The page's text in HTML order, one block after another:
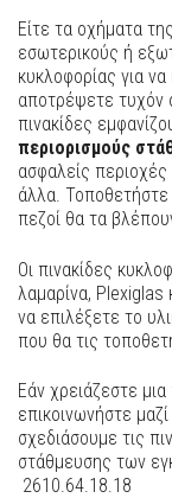
Είτε τα οχήματα
εσωτερικούς ή
κυκλοφορίας για
αποτρέψετε τυχόν
πινακίδες
περιορισμούς
ασφαλείς
άλλα. Τοποθετήστε
πεζοί θα τα
Οι πινακίδες
λαμαρίνα, Plexiglas
να επιλέξετε το
που θα τις
Εάν χρειάζεστε
επικοινωνήστε
σχεδιάσουμε τις
στάθμευσης των
2610.64.18.18